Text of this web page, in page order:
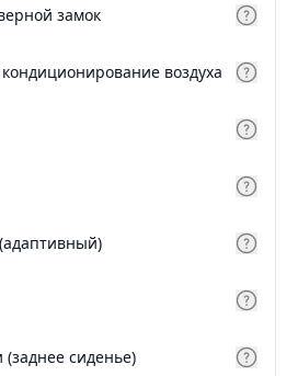
замок
воздуха
сиденье)